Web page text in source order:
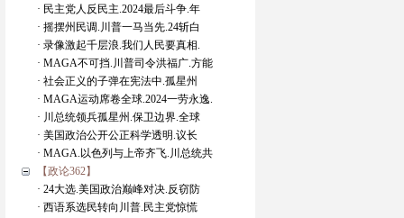
· 民主党人反民主.2024最后斗争.年
· 摇摆州民调.川普一马当先.24斩白
· 录像激起千层浪.我们人民要真相.
· MAGA不可挡.川普司令洪福广.方能
· 社会正义的子弹在宪法中.孤星州
· MAGA运动席卷全球.2024一劳永逸.
· 川总统领兵孤星州.保卫边界.全球
· 美国政治公开公正科学透明.议长
· MAGA.以色列与上帝齐飞.川总统共
【政论362】
· 24大选.美国政治巅峰对决.反窃防
· 西语系选民转向川普.民主党惊慌